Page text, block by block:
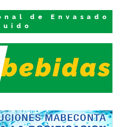
de Envasado